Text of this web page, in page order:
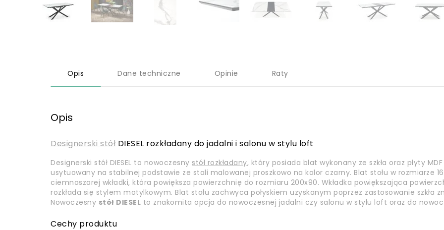
Opis Dane techniczne Opinie Raty
Opis
Designerski stół DIESEL rozkładany do jadalni i salonu w stylu loft
Designerski stół DIESEL to nowoczesny stół rozkładany, który posiada blat wykonany ze szkła oraz płyty
usytuowany na stabilnej podstawie ze stali malowanej proszkowo na kolor czarny. Blat stołu w rozmiarze
ciemnoszarej wkładki, która powiększa powierzchnię do rozmiaru 200x90. Wkładka powiększająca
rozkłada się stylem motylkowym. Blat stołu zachwyca połyskiem uzyskanym poprzez zastosowanie szkła
Nowoczesny stół DIESEL to znakomita opcja do nowoczesnej jadalni czy salonu w stylu loft oraz do
Cechy produktu